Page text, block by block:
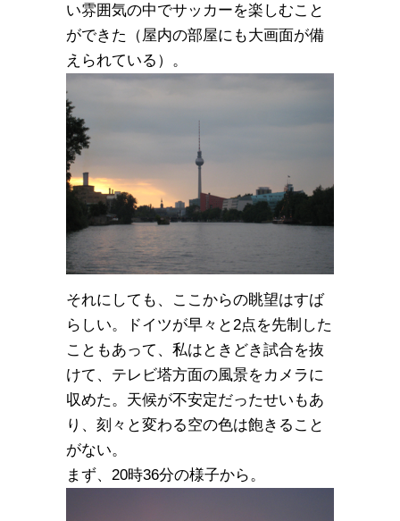
い雰囲気の中でサッカーを楽しむこと
ができた（屋内の部屋にも大画面が備
えられている）。
それにしても、ここからの眺望はすば
らしい。ドイツが早々と2点を先制した
こともあって、私はときどき試合を抜
けて、テレビ塔方面の風景をカメラに
収めた。天候が不安定だったせいもあ
り、刻々と変わる空の色は飽きること
がない。
まず、20時36分の様子から。